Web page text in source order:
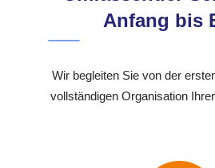
Anfang bis
Wir begleiten Sie von der
vollständigen Organisation